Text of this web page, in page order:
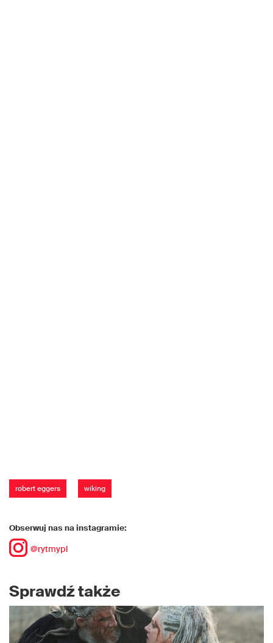
robert eggers wiking
Obserwuj nas na instagramie:
@rytmypl
Sprawdź także